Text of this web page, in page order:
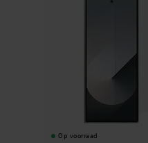
Op voorraad